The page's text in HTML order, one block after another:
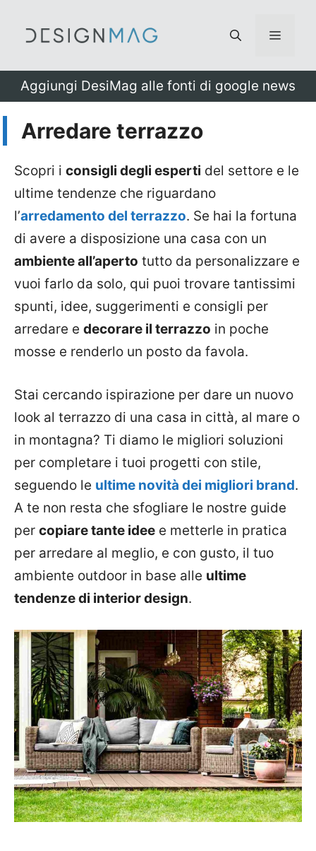
Menu
Aggiungi DesiMag alle fonti di google news
Arredare terrazzo
Scopri i consigli degli esperti del settore e le
ultime tendenze che riguardano
l’arredamento del terrazzo. Se hai la fortuna
di avere a disposizione una casa con un
ambiente all’aperto tutto da personalizzare e
vuoi farlo da solo, qui puoi trovare tantissimi
spunti, idee, suggerimenti e consigli per
arredare e decorare il terrazzo in poche
mosse e renderlo un posto da favola.
Stai cercando ispirazione per dare un nuovo
look al terrazzo di una casa in città, al mare o
in montagna? Ti diamo le migliori soluzioni
per completare i tuoi progetti con stile,
seguendo le ultime novità dei migliori brand.
A te non resta che sfogliare le nostre guide
per copiare tante idee e metterle in pratica
per arredare al meglio, e con gusto, il tuo
ambiente outdoor in base alle ultime
tendenze di interior design.